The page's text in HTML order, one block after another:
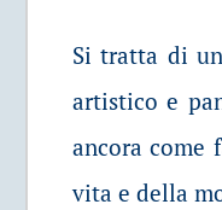
Si tratta di
artistico e
ancora
vita e della